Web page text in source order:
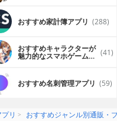
おすすめ家計簿アプリ (288)
おすすめキャラクターが
魅力的なスマホゲームア (41)
おすすめ名刺管理アプリ (59)
リ
おすすめジャンル別通販・